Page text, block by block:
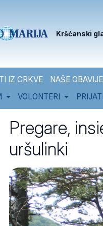
Kršćanski
IZ CRKVE NAŠE
VOLONTERI
Pregare,
uršulinki